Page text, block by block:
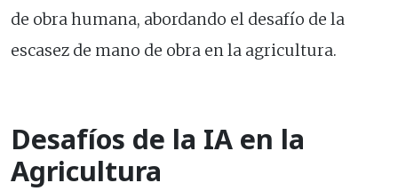
de obra humana, abordando el desafío de la
escasez de mano de obra en la agricultura.
Desafíos de la IA en la
Agricultura